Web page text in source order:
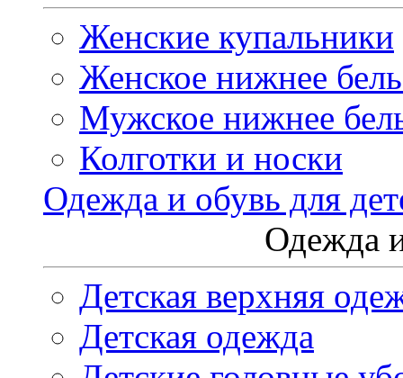
Женские купальники
Женское нижнее
Мужское нижнее
Колготки и носки
Одежда и обувь для
Одежда
Детская верхняя
Детская одежда